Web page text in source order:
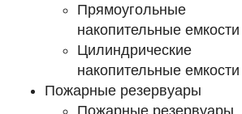
Прямоугольные
накопительные емкости
Цилиндрические
накопительные емкости
Пожарные резервуары
Пожарные резервуары